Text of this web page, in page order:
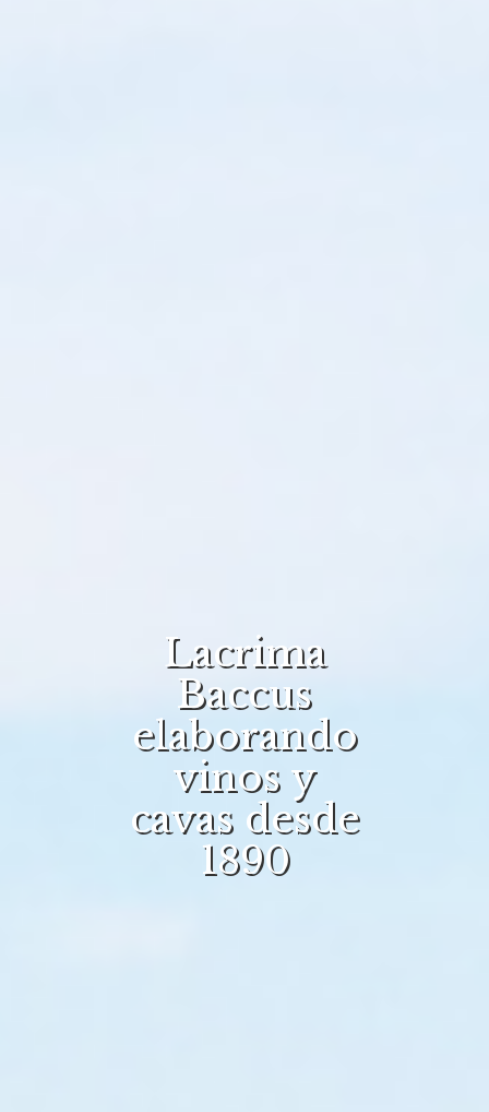
Lacrima
Baccus
elaborando
vinos y
cavas desde
1890